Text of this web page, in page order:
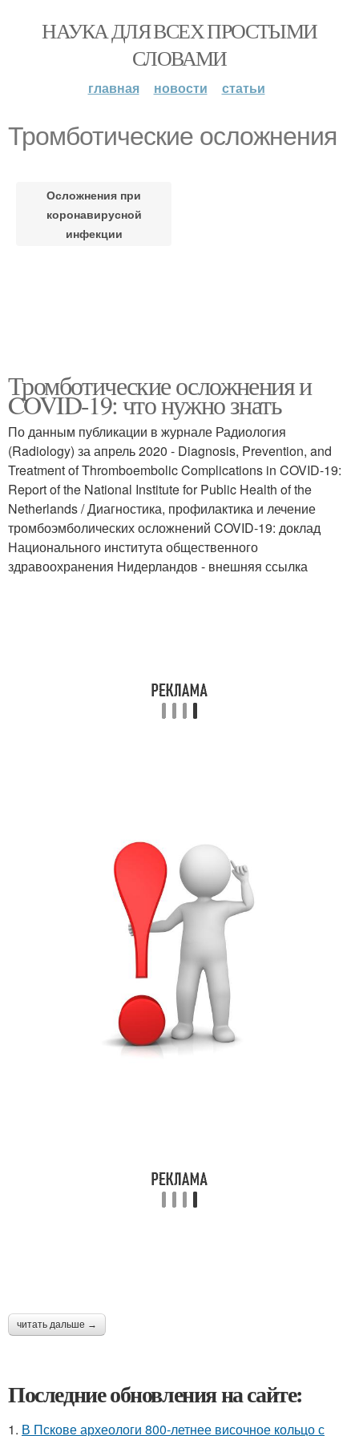
НАУКА ДЛЯ ВСЕХ ПРОСТЫМИ
СЛОВАМИ
главная новости статьи
Тромботические осложнения
Осложнения при
коронавирусной
инфекции
Тромботические осложнения и
COVID-19: что нужно знать
По данным публикации в журнале Радиология
(Radiology) за апрель 2020 - Diagnosis, Prevention, and
Treatment of Thromboembolic Complications in COVID-19:
Report of the National Institute for Public Health of the
Netherlands / Диагностика, профилактика и лечение
тромбоэмболических осложнений COVID-19: доклад
Национального института общественного
здравоохранения Нидерландов - внешняя ссылка
читать дальше →
Последние обновления на сайте:
1. В Пскове археологи 800-летнее височное кольцо с